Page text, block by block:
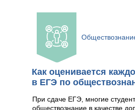
Как оценивается
в ЕГЭ по
При сдаче ЕГЭ, многие
обществознание в качестве